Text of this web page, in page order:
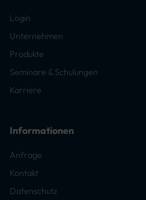
Login
Unternehmen
Produkte
Seminare & Schulungen
Karriere
Informationen
Anfrage
Kontakt
Datenschutz